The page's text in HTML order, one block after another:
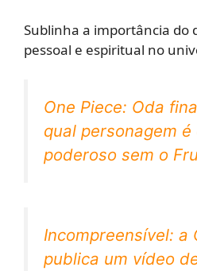
Sublinha a importância do
pessoal e espiritual no
One Piece: Oda
qual personagem é
poderoso sem o
Incompreensível: a
publica um vídeo